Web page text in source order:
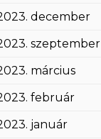
december
szeptember
március
február
január